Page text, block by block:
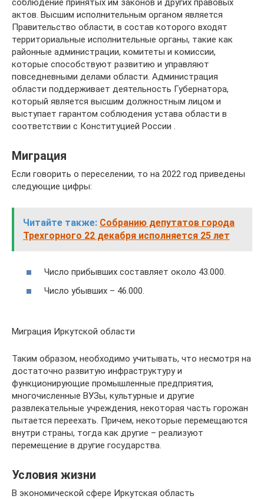
актов. Высшим исполнительным органом является
Правительство области, в состав которого входят
территориальные исполнительные органы, такие как
районные администрации, комитеты и комиссии,
которые способствуют развитию и управляют
повседневными делами области. Администрация
области поддерживает деятельность Губернатора,
который является высшим должностным лицом и
выступает гарантом соблюдения устава области в
соответствии с Конституцией России .
Миграция
Если говорить о переселении, то на 2022 год приведены
следующие цифры:
Читайте также: Собранию депутатов города
Трехгорного 22 декабря исполняется 25 лет
Число прибывших составляет около 43.000.
Число убывших – 46.000.
Миграция Иркутской области
Таким образом, необходимо учитывать, что несмотря на
достаточно развитую инфраструктуру и
функционирующие промышленные предприятия,
многочисленные ВУЗы, культурные и другие
развлекательные учреждения, некоторая часть горожан
пытается переехать. Причем, некоторые перемещаются
внутри страны, тогда как другие – реализуют
перемещение в другие государства.
Условия жизни
В экономической сфере Иркутская область